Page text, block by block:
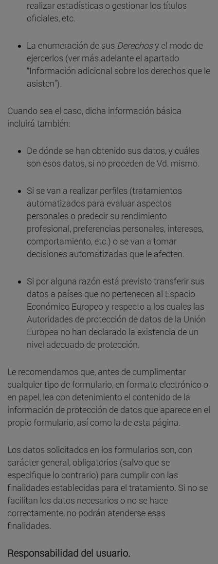
realizar estadísticas o gestionar los títulos
oficiales, etc.
La enumeración de sus Derechosy el modo de
ejercerlos (ver más adelante el apartado
“Información adicional sobre los derechos que le
asisten”).
Cuando sea el caso, dicha información básica
incluirá también:
De dónde se han obtenido sus datos, y cuáles
son esos datos, si no proceden de Vd. mismo.
Si se van a realizar perfiles (tratamientos
automatizados para evaluar aspectos
personales o predecir su rendimiento
profesional, preferencias personales, intereses,
comportamiento, etc.) o se van a tomar
decisiones automatizadas que le afecten.
Si por alguna razón está previsto transferir sus
datos a países que no pertenecen al Espacio
Económico Europeo y respecto a los cuales las
Autoridades de protección de datos de la Unión
Europea no han declarado la existencia de un
nivel adecuado de protección.
Le recomendamos que, antes de cumplimentar
cualquier tipo de formulario, en formato electrónico o
en papel, lea con detenimiento el contenido de la
información de protección de datos que aparece en el
propio formulario, así como la de esta página.
Los datos solicitados en los formularios son, con
carácter general, obligatorios (salvo que se
especifique lo contrario) para cumplir con las
finalidades establecidas para el tratamiento. Si no se
facilitan los datos necesarios o no se hace
correctamente, no podrán atenderse esas
finalidades.
Responsabilidad del usuario.